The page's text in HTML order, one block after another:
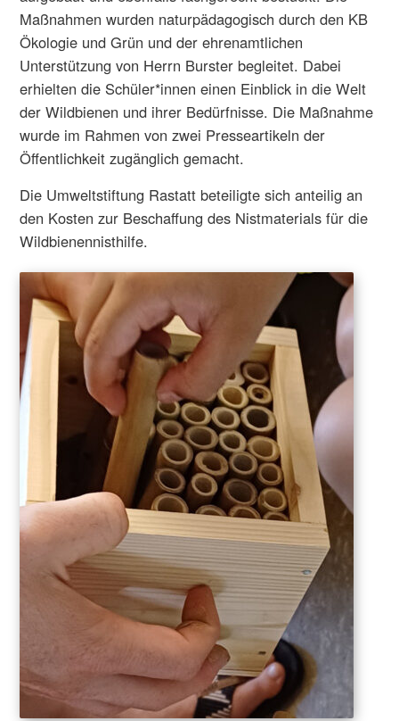
Maßnahmen wurden naturpädagogisch durch den KB
Ökologie und Grün und der ehrenamtlichen
Unterstützung von Herrn Burster begleitet. Dabei
erhielten die Schüler*innen einen Einblick in die Welt
der Wildbienen und ihrer Bedürfnisse. Die Maßnahme
wurde im Rahmen von zwei Presseartikeln der
Öffentlichkeit zugänglich gemacht.
Die Umweltstiftung Rastatt beteiligte sich anteilig an
den Kosten zur Beschaffung des Nistmaterials für die
Wildbienennisthilfe.